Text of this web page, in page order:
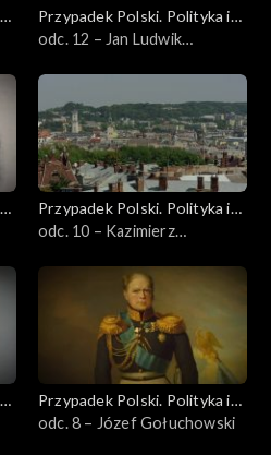
Przypadek Polski. Polityka i
idee
odc. 12 – Jan Ludwik
Przypadek Polski. Polityka i
idee
odc. 10 – Kazimierz
Przypadek Polski. Polityka i
idee
odc. 8 – Józef Gołuchowski